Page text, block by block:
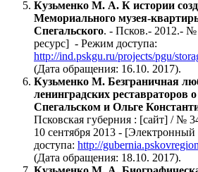
Кузьменко М. А. К истории
Мемориального музея-
Спегальского. - Псков.- 2012.-
ресурс] - Режим доступа:
http://ind.pskgu.ru/projects/pgu/
(Дата обращения: 16.10. 2017).
Кузьменко М. Безграничная
ленинградских
Спегальском и Ольге
Псковская губерния : [сайт] / №
10 сентября 2013 -
доступа: http://
(Дата обращения: 18.10. 2017).